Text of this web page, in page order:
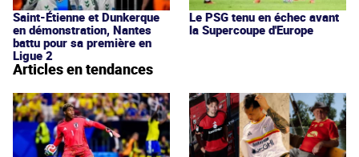
Saint-Étienne et Dunkerque
en démonstration, Nantes
battu pour sa première en
Ligue 2
Le PSG tenu en échec avant
la Supercoupe d'Europe
Articles en tendances